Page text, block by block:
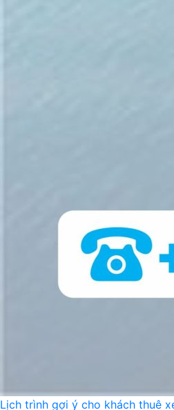
Lịch trình gợi ý cho khách thuê